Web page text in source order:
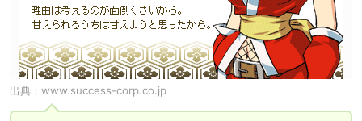
出典： www.success-corp.co.jp